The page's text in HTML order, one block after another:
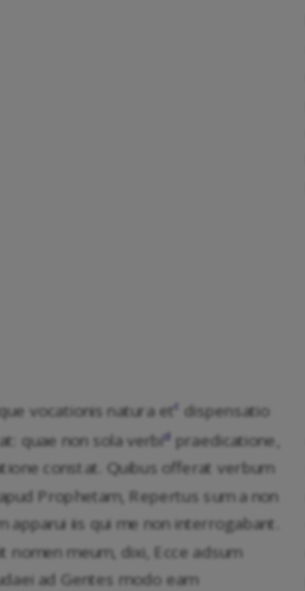
vocationis natura etc dispensatio
quae non sola verbid praedicatione,
constat. Quibus offerat verbum
Prophetam, Repertus sum a non
apparui iis qui me non interrogabant.
nomen meum, dixi, Ecce adsum
ad Gentes modo eam